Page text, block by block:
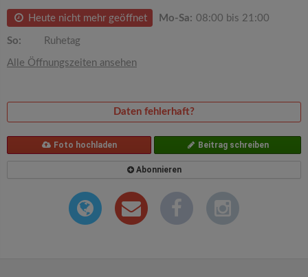
Heute nicht mehr geöffnet Mo-Sa: 08:00 bis 21:00
So: Ruhetag
Alle Öffnungszeiten ansehen
Daten fehlerhaft?
Foto hochladen Beitrag schreiben
Abonnieren
o
n